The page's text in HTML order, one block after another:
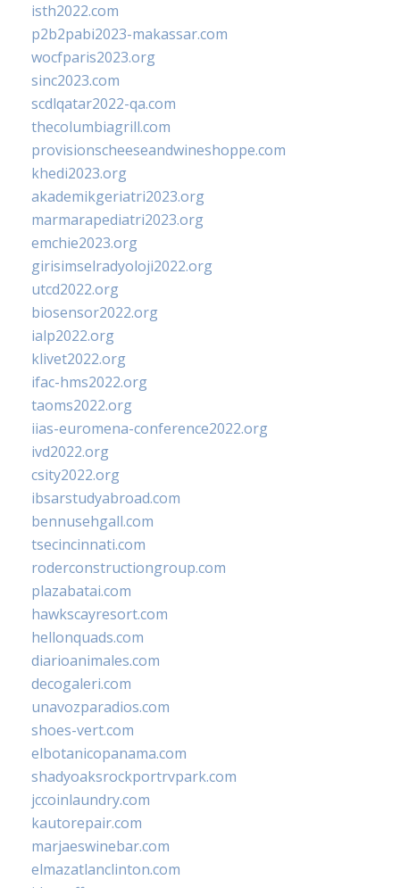
isth2022.com
p2b2pabi2023-makassar.com
wocfparis2023.org
sinc2023.com
scdlqatar2022-qa.com
thecolumbiagrill.com
provisionscheeseandwineshoppe.com
khedi2023.org
akademikgeriatri2023.org
marmarapediatri2023.org
emchie2023.org
girisimselradyoloji2022.org
utcd2022.org
biosensor2022.org
ialp2022.org
klivet2022.org
ifac-hms2022.org
taoms2022.org
iias-euromena-conference2022.org
ivd2022.org
csity2022.org
ibsarstudyabroad.com
bennusehgall.com
tsecincinnati.com
roderconstructiongroup.com
plazabatai.com
hawkscayresort.com
hellonquads.com
diarioanimales.com
decogaleri.com
unavozparadios.com
shoes-vert.com
elbotanicopanama.com
shadyoaksrockportrvpark.com
jccoinlaundry.com
kautorepair.com
marjaeswinebar.com
elmazatlanclinton.com